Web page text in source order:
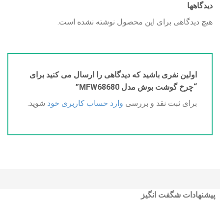
دیدگاهها
هیچ دیدگاهی برای این محصول نوشته نشده است.
اولین نفری باشید که دیدگاهی را ارسال می کنید برای
“چرخ گوشت بوش مدل MFW68680”
برای ثبت نقد و بررسی وارد حساب کاربری خود شوید.
پیشنهادات شگفت انگیز